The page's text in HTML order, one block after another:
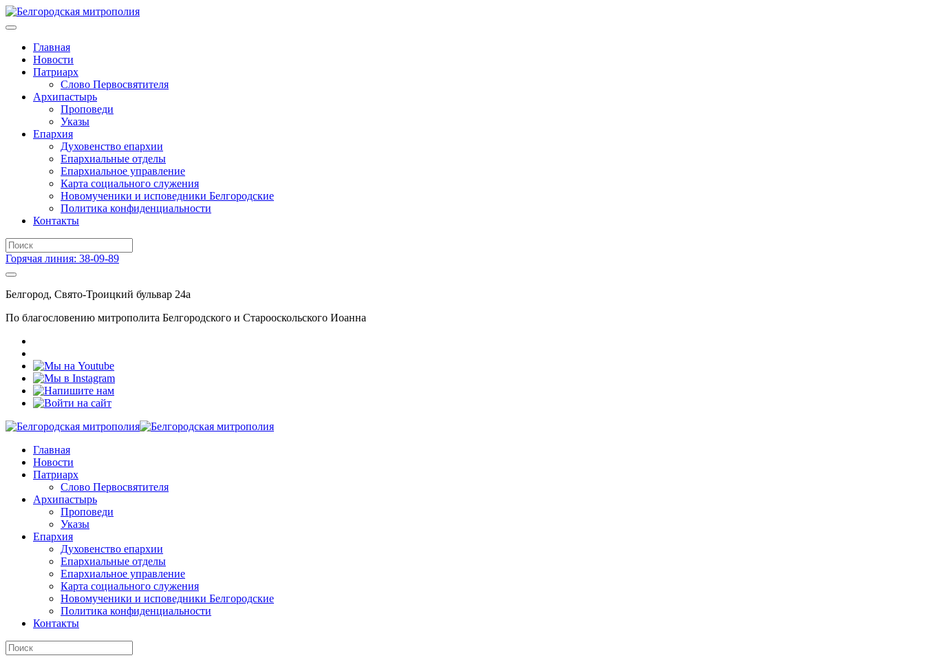
Главная
Новости
Патриарх
Слово Первосвятителя
Архипастырь
Проповеди
Указы
Епархия
Духовенство епархии
Епархиальные отделы
Епархиальное управление
Карта социального служения
Новомученики и исповедники Белгородские
Политика конфиденциальности
Контакты
Горячая линия: 38-09-89
Белгород, Свято-Троицкий бульвар 24а
По благословению митрополита Белгородского и Старооскольского Иоанна
Главная
Новости
Патриарх
Слово Первосвятителя
Архипастырь
Проповеди
Указы
Епархия
Духовенство епархии
Епархиальные отделы
Епархиальное управление
Карта социального служения
Новомученики и исповедники Белгородские
Политика конфиденциальности
Контакты